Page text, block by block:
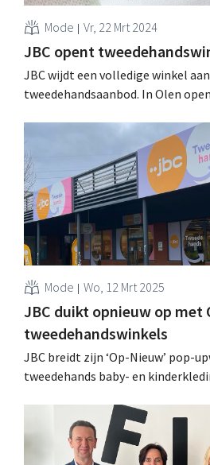
Mode Vr, 22 Mrt 2024
JBC opent
JBC wijdt een volledige winkel
tweedehandsaanbod. In Olen
Mode Wo, 12 Mrt 2025
JBC duikt opnieuw op met
tweedehandswinkels
​JBC breidt zijn ‘Op-Nieuw’ pop-
tweedehands baby- en
tijdelijke winkels in Korbeek-Lo,
maar daar blijft het niet bij. .